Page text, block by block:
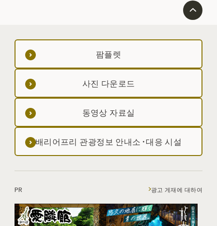
팜플렛
사진 다운로드
동영상 자료실
배리어프리 관광정보 안내소·대응 시설
PR 광고 게재에 대하여